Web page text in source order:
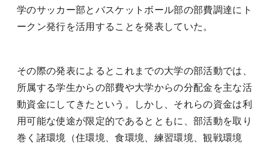
学のサッカー部とバスケットボール部の部費調達にト
ークン発行を活用することを発表していた。
その際の発表によるとこれまでの大学の部活動では、
所属する学生からの部費や大学からの分配金を主な活
動資金にしてきたという。しかし、それらの資金は利
用可能な使途が限定的であるとともに、部活動を取り
巻く諸環境（住環境、食環境、練習環境、観戦環境